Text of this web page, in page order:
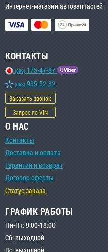
Интернет-магазин автозапчастей
КОНТАКТЫ
(099) 175-47-87
(068) 935-52-32
Заказать звонок
Запрос по VIN
О НАС
Контакты
Доставка и оплата
Гарантии и возврат
Договор оферты
Статус заказа
ГРАФИК РАБОТЫ
Пн-Пт: 9:00-18:00
Сб: выходной